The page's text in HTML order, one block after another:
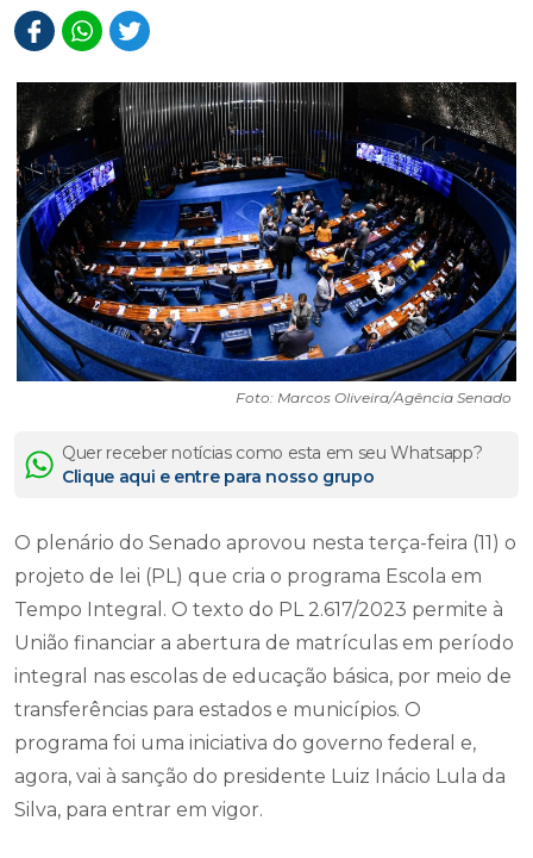
Foto: Marcos Oliveira/Agência Senado
Quer receber notícias como esta em seu Whatsapp?
Clique aqui e entre para nosso grupo
O plenário do Senado aprovou nesta terça-feira (11) o
projeto de lei (PL) que cria o programa Escola em
Tempo Integral. O texto do PL 2.617/2023 permite à
União financiar a abertura de matrículas em período
integral nas escolas de educação básica, por meio de
transferências para estados e municípios. O
programa foi uma iniciativa do governo federal e,
agora, vai à sanção do presidente Luiz Inácio Lula da
Silva, para entrar em vigor.